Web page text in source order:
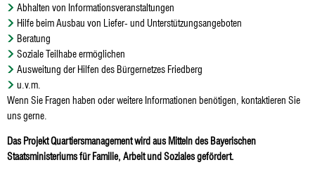
Abhalten von Informationsveranstaltungen
Hilfe beim Ausbau von Liefer- und Unterstützungsangeboten
Beratung
Soziale Teilhabe ermöglichen
Ausweitung der Hilfen des Bürgernetzes Friedberg
u.v.m.
Wenn Sie Fragen haben oder weitere Informationen benötigen, kontaktieren Sie
uns gerne.
Das Projekt Quartiersmanagement wird aus Mitteln des Bayerischen
Staatsministeriums für Familie, Arbeit und Soziales gefördert.